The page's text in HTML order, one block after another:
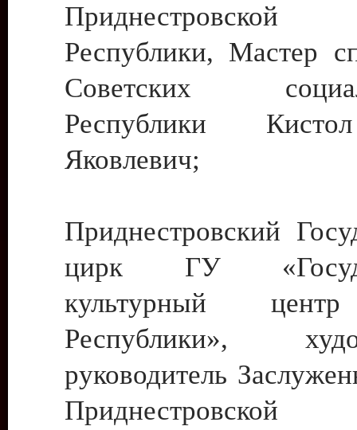
Приднестровской
Республики, Мастер
Советских
Республики
Яковлевич;
Приднестровский
цирк ГУ
культурный
Республики»,
руководитель
Приднестровской